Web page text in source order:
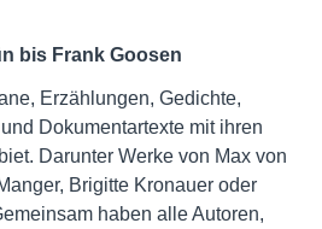
bis Frank Goosen
Erzählungen, Gedichte,
Dokumentartexte mit ihren
Darunter Werke von Max von
Brigitte Kronauer oder
haben alle Autoren,